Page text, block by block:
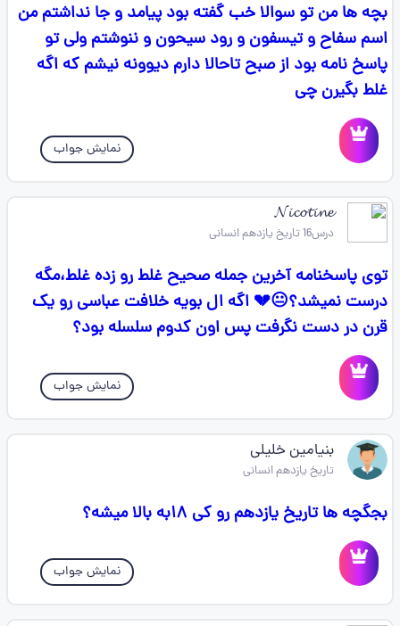
بچه ها من تو سوالا خب گفته بود پیامد و جا نداشتم من
اسم سفاح و تیسفون و رود سیحون و ننوشتم ولی تو
پاسخ نامه بود از صبح تاحالا دارم دیوونه نیشم که اگه
غلط بگیرن چی
نمایش جواب
𝓝𝓲𝓬𝓸𝓽𝓲𝓷𝓮
درس16 تاریخ یازدهم انسانی
توی پاسخنامه آخرین جمله صحیح غلط رو زده غلط،مگه
درست نمیشد؟😐💔 اگه ال بویه خلافت عباسی رو یک
قرن در دست نگرفت پس اون کدوم سلسله بود؟
نمایش جواب
بنیامین خلیلی
تاریخ یازدهم انسانی
بجگچه ها تاریخ یازدهم رو کی ۱۸به بالا میشه؟
نمایش جواب